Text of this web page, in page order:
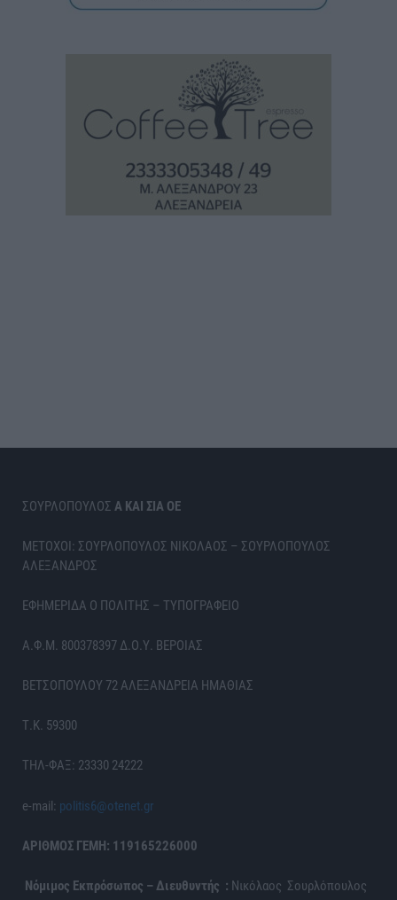
ΣΟΥΡΛΟΠΟΥΛΟΣ Α ΚΑΙ ΣΙΑ ΟΕ
ΜΕΤΟΧΟΙ: ΣΟΥΡΛΟΠΟΥΛΟΣ ΝΙΚΟΛΑΟΣ – ΣΟΥΡΛΟΠΟΥΛΟΣ
ΑΛΕΞΑΝΔΡΟΣ
ΕΦΗΜΕΡΙΔΑ Ο ΠΟΛΙΤΗΣ – ΤΥΠΟΓΡΑΦΕΙΟ
Α.Φ.Μ. 800378397 Δ.Ο.Υ. ΒΕΡΟΙΑΣ
ΒΕΤΣΟΠΟΥΛΟΥ 72 ΑΛΕΞΑΝΔΡΕΙΑ ΗΜΑΘΙΑΣ
Τ.Κ. 59300
ΤΗΛ-ΦΑΞ: 23330 24222
e-mail: politis6@otenet.gr
ΑΡΙΘΜΟΣ ΓΕΜΗ: 119165226000
Νόμιμος Εκπρόσωπος – Διευθυντής : Νικόλαος Σουρλόπουλος